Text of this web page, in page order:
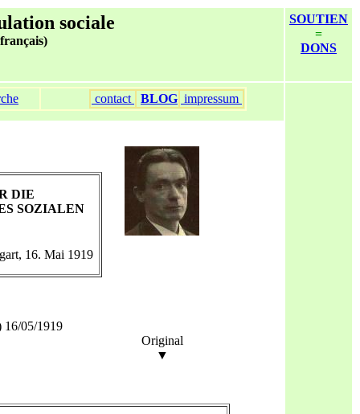
sociale
SOUTIEN
=
DONS
contact BLOG impressum
DIE
SOZIALEN
16. Mai 1919
16/05/1919
Original
▼